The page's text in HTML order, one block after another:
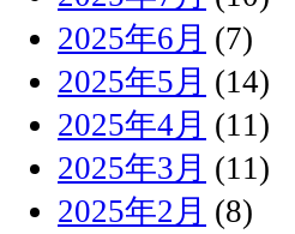
2025年6月 (7)
2025年5月 (14)
2025年4月 (11)
2025年3月 (11)
2025年2月 (8)